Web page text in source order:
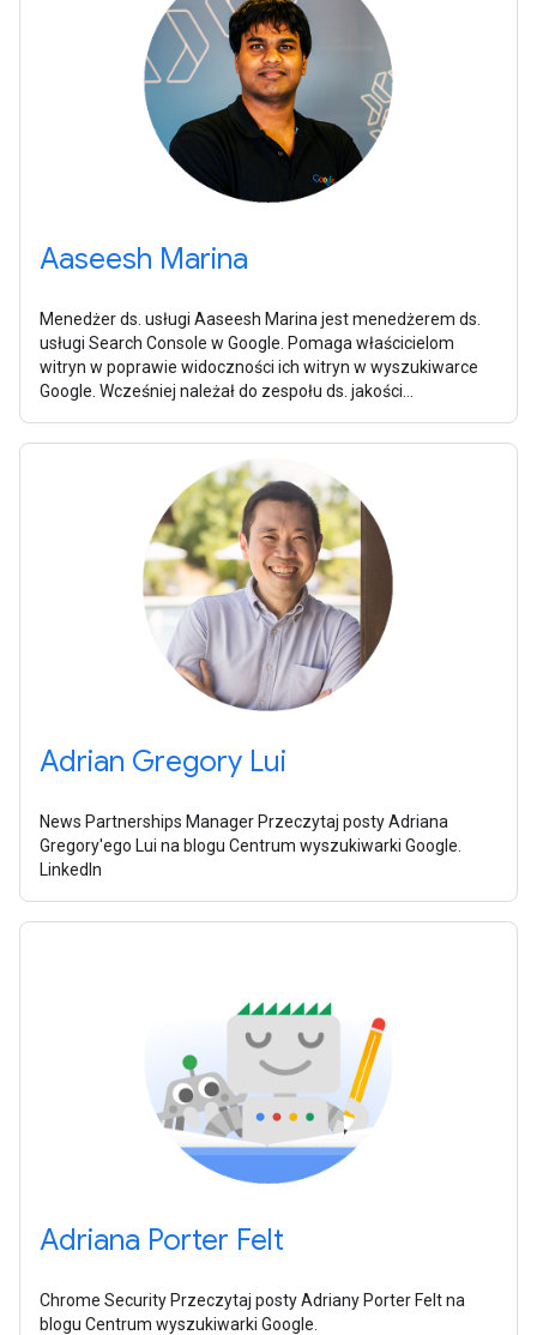
Aaseesh Marina
Menedżer ds. usługi Aaseesh Marina jest menedżerem ds.
usługi Search Console w Google. Pomaga właścicielom
witryn w poprawie widoczności ich witryn w wyszukiwarce
Google. Wcześniej należał do zespołu ds. jakości
Adrian Gregory Lui
News Partnerships Manager Przeczytaj posty Adriana
Gregory'ego Lui na blogu Centrum wyszukiwarki Google.
LinkedIn
Adriana Porter Felt
Chrome Security Przeczytaj posty Adriany Porter Felt na
blogu Centrum wyszukiwarki Google.